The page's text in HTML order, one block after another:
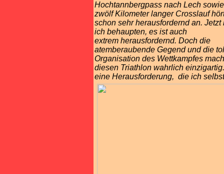
Hochtannbergpass nach Lech
zwölf Kilometer langer Crosslauf
schon sehr herausfordernd an. Jetzt
ich behaupten, es ist auch
extrem herausfordernd. Doch die
atemberaubende Gegend und die
Organisation des Wettkampfes
diesen Triathlon wahrlich
eine Herausforderung, die ich